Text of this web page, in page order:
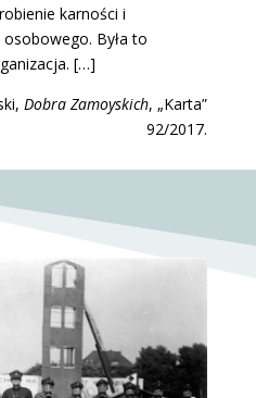
karności i
osobowego. Była to
[…]
Dobra Zamoyskich, „Karta”
92/2017.